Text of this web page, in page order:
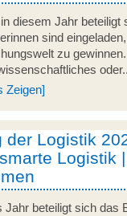
diesem Jahr beteiligt
sind
zu
Zeigen]
der Logistik
Logistik
Jahr beteiligt sich das